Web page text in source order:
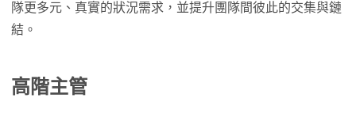
隊更多元、真實的狀況需求，並提升團隊間彼此的交集與鏈
結。
高階主管